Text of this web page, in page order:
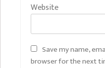
Website
Save my name,
browser for the next